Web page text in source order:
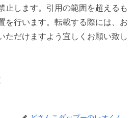
止します。引用の範囲を超えるも
を行います。転載する際には、お
ただけますよう宜しくお願い致し